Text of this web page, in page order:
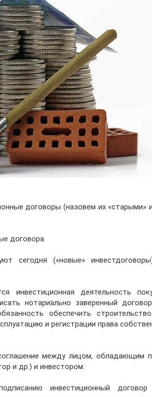
договоры (назовем их «старыми»
договора
сегодня («новые»
инвестиционная деятельность
нотариально заверенный
обеспечить
и регистрации права
между лицом, обладающим
и др.) и инвестором.
инвестиционный